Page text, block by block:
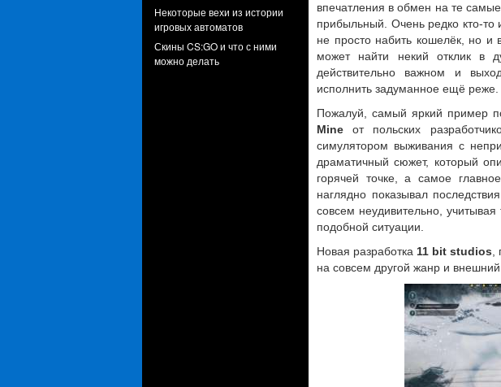
Некоторые вехи из истории
игровых автоматов
Скины CS:GO и что с ними
можно делать
впечатления в обмен на те
прибыльный. Очень редко кто-то
не просто набить кошелёк, но и
может найти некий отклик в
действительно важном и
исполнить задуманное ещё реже.
Пожалуй, самый яркий пример
Mine от польских
симулятором выживания с
драматичный сюжет, который
горячей точке, а самое
наглядно показывал
совсем неудивительно,
подобной ситуации.
Новая разработка 11 bit studios
на совсем другой жанр и